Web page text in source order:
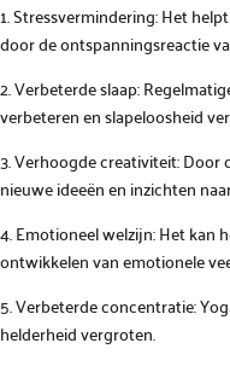
1. Stressvermindering: Het
door de ontspanningsreactie
2. Verbeterde slaap:
verbeteren en slapeloosheid
3. Verhoogde creativiteit:
nieuwe ideeën en inzichten
4. Emotioneel welzijn: Het kan
ontwikkelen van emotionele
5. Verbeterde concentratie:
helderheid vergroten.